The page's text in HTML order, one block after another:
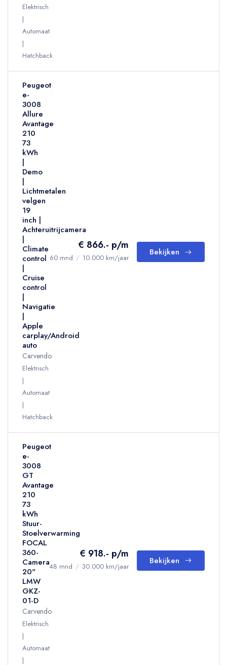
Elektrisch
Automaat
Hatchback
Peugeot
e-
3008
Allure
Avantage
210
73
kWh
|
Demo
|
Lichtmetalen
velgen
19
inch |
Achteruitrijcamera
|
Climate
control
|
Cruise
control
|
Navigatie
|
Apple
carplay/Android
auto
Carvendo
Elektrisch
Automaat
Hatchback
€ 866.- p/m
60 mnd / 10.000 km/jaar
Bekijken
Peugeot
e-
3008
GT
Avantage
210
73
kWh
Stuur-
Stoelverwarming
FOCAL
360-
Camera
20"
LMW
GKZ-
01-D
Carvendo
Elektrisch
Automaat
€ 918.- p/m
48 mnd / 30.000 km/jaar
Bekijken